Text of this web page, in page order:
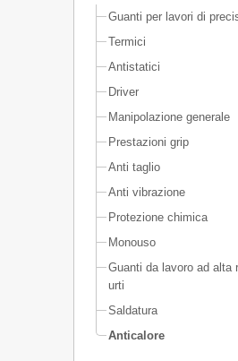
Guanti per lavori di
Termici
Antistatici
Driver
Manipolazione generale
Prestazioni grip
Anti taglio
Anti vibrazione
Protezione chimica
Monouso
Guanti da lavoro ad alta
urti
Saldatura
Anticalore